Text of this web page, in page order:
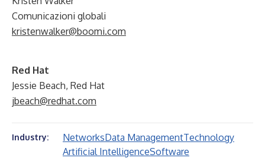
Comunicazioni globali
kristenwalker@boomi.com
Red Hat
Jessie Beach, Red Hat
jbeach@redhat.com
Industry: NetworksData ManagementTechnology
Artificial IntelligenceSoftware